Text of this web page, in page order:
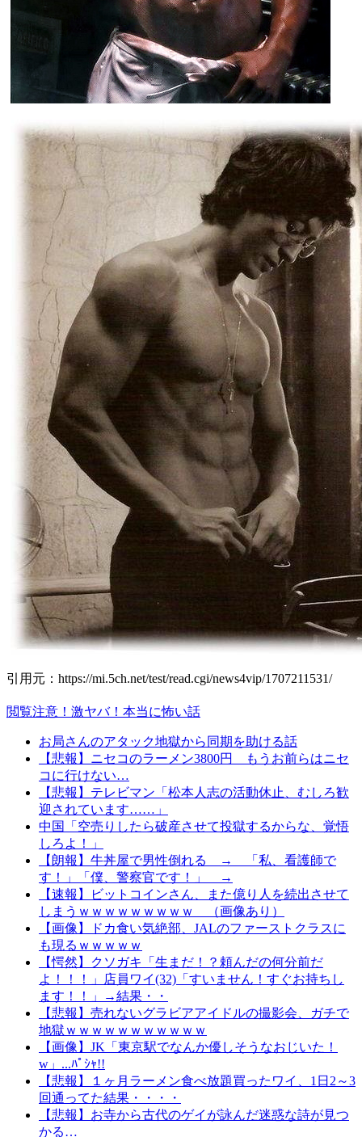
引用元：https://mi.5ch.net/test/read.cgi/news4vip/1707211531/
閲覧注意！激ヤバ！本当に怖い話
お局さんのアタック地獄から同期を助ける話
【悲報】ニセコのラーメン3800円 もうお前らはニセ
コに行けない…
【悲報】テレビマン「松本人志の活動休止、むしろ歓
迎されています……」
中国「空売りしたら破産させて投獄するからな、覚悟
しろよ！」
【朗報】牛丼屋で男性倒れる → 「私、看護師で
す！」「僕、警察官です！」 →
【速報】ビットコインさん、また億り人を続出させて
しまうｗｗｗｗｗｗｗｗｗ （画像あり）
【画像】ドカ食い気絶部、JALのファーストクラスに
も現るｗｗｗｗｗ
【愕然】クソガキ「生まだ！？頼んだの何分前だ
よ！！！」店員ワイ(32)「すいません！すぐお持ちし
ます！！」→結果・・
【悲報】売れないグラビアアイドルの撮影会、ガチで
地獄ｗｗｗｗｗｗｗｗｗｗｗ
【画像】JK「東京駅でなんか優しそうなおじいた！
w」...ﾊﾟｼｬ!!
【悲報】１ヶ月ラーメン食べ放題買ったワイ、1日2～3
回通ってた結果・・・・
【悲報】お寺から古代のゲイが詠んだ迷惑な詩が見つ
かる…